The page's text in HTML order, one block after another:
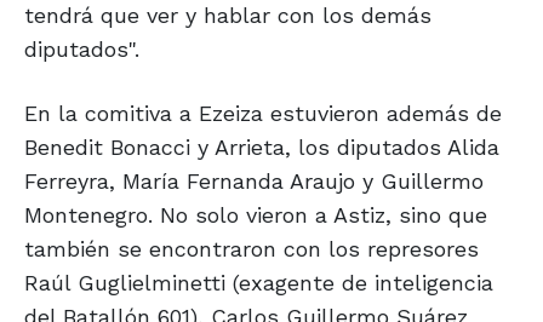
tendrá que ver y hablar con los demás
diputados".
En la comitiva a Ezeiza estuvieron además de
Benedit Bonacci y Arrieta, los diputados Alida
Ferreyra, María Fernanda Araujo y Guillermo
Montenegro. No solo vieron a Astiz, sino que
también se encontraron con los represores
Raúl Guglielminetti (exagente de inteligencia